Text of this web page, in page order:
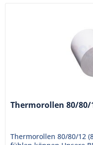
Thermorollen 80/80/
Thermorollen 80/80/12